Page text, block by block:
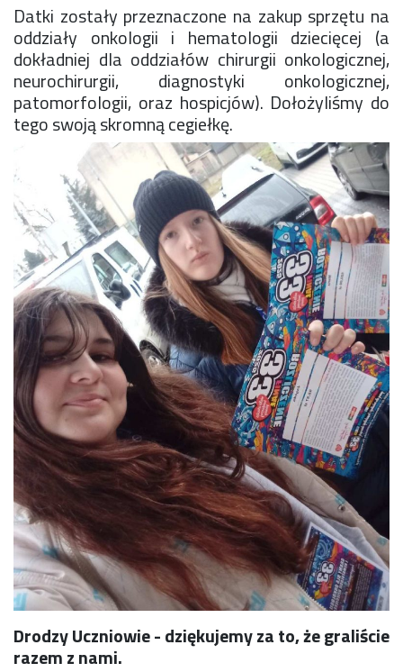
Datki zostały przeznaczone na zakup sprzętu na
oddziały onkologii i hematologii dziecięcej (a
dokładniej dla oddziałów chirurgii onkologicznej,
neurochirurgii, diagnostyki onkologicznej,
patomorfologii, oraz hospicjów). Dołożyliśmy do
tego swoją skromną cegiełkę.
Drodzy Uczniowie - dziękujemy za to, że graliście
razem z nami.